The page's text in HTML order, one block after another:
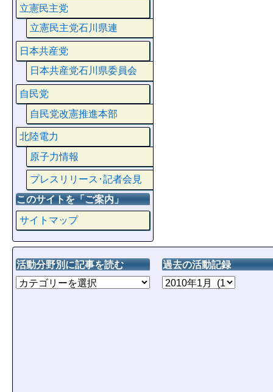
立憲民主党
立憲民主党石川県連
日本共産党
日本共産党石川県委員会
自民党
自民党改憲推進本部
北陸電力
原子力情報
プレスリリース･記者会見
このサイトを「ご案内」
サイトマップ
活動分野別に記事を読む 過去の活動記録